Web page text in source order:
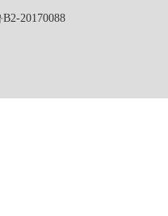
20170088